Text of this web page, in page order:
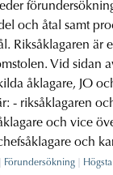
och åtal samt
Riksåklagaren är
Vid sidan
åklagare, JO
- riksåklagaren
och vice
och
Förundersökning